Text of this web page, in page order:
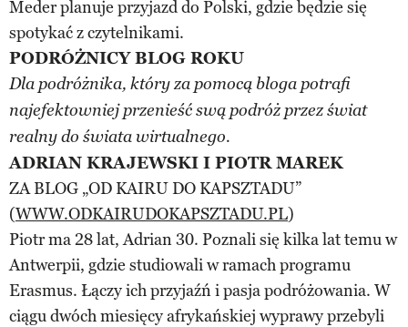
Meder planuje przyjazd do Polski, gdzie będzie się
spotykać z czytelnikami.
PODRÓŻNICY BLOG ROKU
Dla podróżnika, który za pomocą bloga potrafi
najefektowniej przenieść swą podróż przez świat
realny do świata wirtualnego.
ADRIAN KRAJEWSKI I PIOTR MAREK
ZA BLOG „OD KAIRU DO KAPSZTADU”
(WWW.ODKAIRUDOKAPSZTADU.PL)
Piotr ma 28 lat, Adrian 30. Poznali się kilka lat temu w
Antwerpii, gdzie studiowali w ramach programu
Erasmus. Łączy ich przyjaźń i pasja podróżowania. W
ciągu dwóch miesięcy afrykańskiej wyprawy przebyli